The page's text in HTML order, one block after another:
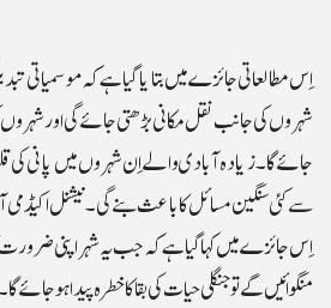
اِس مطالعاتی جائزے میں بتایا گیا ہے کہ موسمیاتی
شہروں کی جانب نقل مکانی بڑھتی جائے گی اور
جائے گا۔ زیادہ آبادی والے اِن شہروں میں
سے کئی سنگین مسائل کا باعث بنے گی۔ نیشنل
اِس جائزے میں کہا گیا ہے کہ جب یہ شہر اپنی ضرورت
منگوائیں گے تو جنگلی حیات کی بقا کا خطرہ پیدا ہو جائے